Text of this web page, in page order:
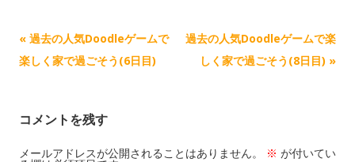
記
事
ゲ
ー
« 過去の人気Doodleゲームで
楽しく家で過ごそう(6日目)
過去の人気Doodleゲームで楽
しく家で過ごそう(8日目) »
コメントを残す
メールアドレスが公開されることはありません。 ※ が付いてい